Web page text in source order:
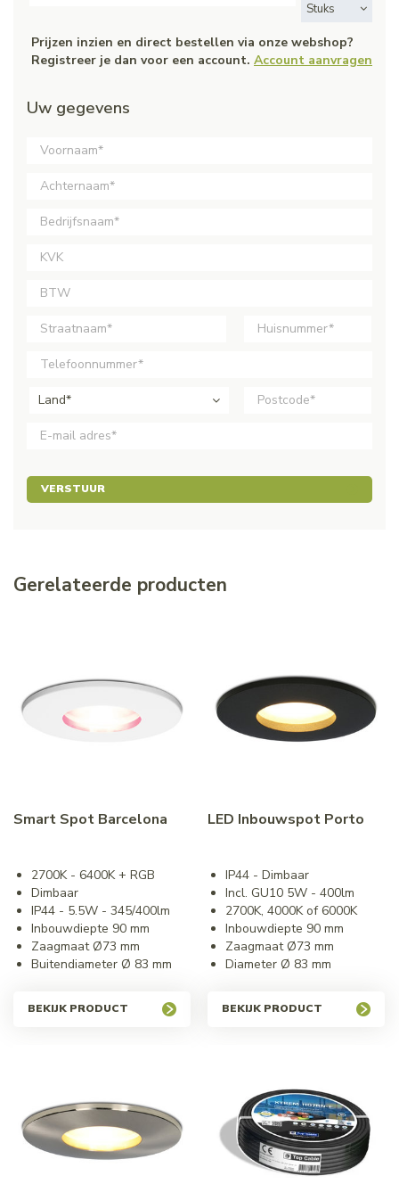
Stuks
Prijzen inzien en direct bestellen via onze webshop?
Registreer je dan voor een account. Account aanvragen
Uw gegevens
Land*
VERSTUUR
Gerelateerde producten
Smart Spot Barcelona
2700K - 6400K + RGB
Dimbaar
IP44 - 5.5W - 345/400lm
Inbouwdiepte 90 mm
Zaagmaat Ø73 mm
Buitendiameter Ø 83 mm
BEKIJK PRODUCT
LED Inbouwspot Porto
IP44 - Dimbaar
Incl. GU10 5W - 400lm
2700K, 4000K of 6000K
Inbouwdiepte 90 mm
Zaagmaat Ø73 mm
Diameter Ø 83 mm
BEKIJK PRODUCT